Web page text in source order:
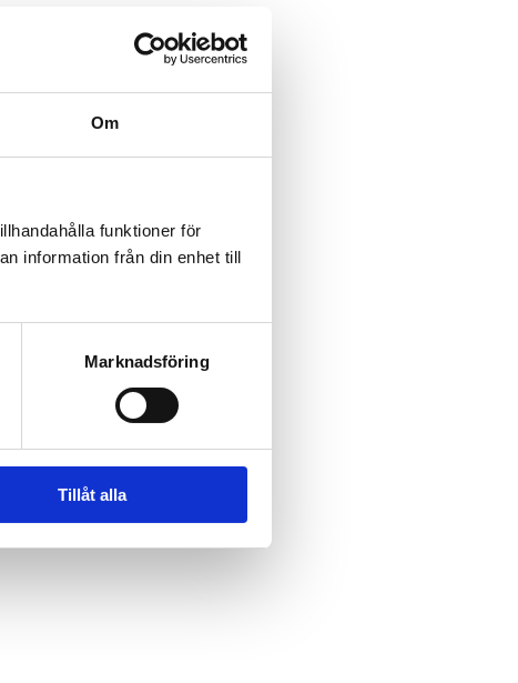
Om
funktioner för
information från din enhet till
Marknadsföring
Tillåt alla